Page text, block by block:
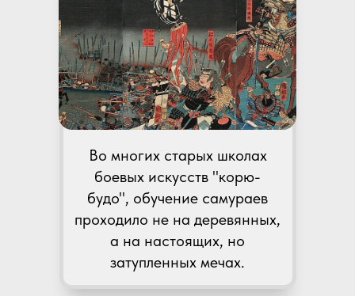
Во многих старых школах
боевых искусств "корю-
будо", обучение самураев
проходило не на деревянных,
а на настоящих, но
затупленных мечах.